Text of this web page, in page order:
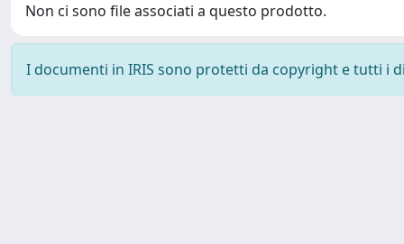
Non ci sono file associati a questo prodotto.
I documenti in IRIS sono protetti da copyright e tutti i